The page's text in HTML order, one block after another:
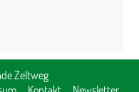
Zeltweg